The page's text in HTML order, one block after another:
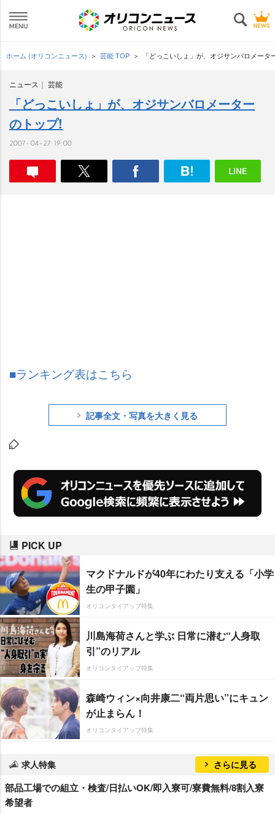
ホーム (オリコンニュース) 芸能 TOP 「どっこいしょ」が、オジサンバロメータ
ニュース 芸能
「どっこいしょ」が、オジサンバロメーター
のトップ!
2007-04-27 19:00
■ランキング表はこちら
記事全文・写真を大きく見る
PICK UP
マクドナルドが40年にわたり支える「小学
生の甲子園」
オリコンタイアップ特集
川島海荷さんと学ぶ 日常に潜む“人身取
引”のリアル
オリコンタイアップ特集
森崎ウィン×向井康二“両片思い”にキュン
が止まらん！
オリコンタイアップ特集
求人特集 さらに見る
部品工場での組立・検査/日払いOK/即入寮可/寮費無料/8割入寮
希望者